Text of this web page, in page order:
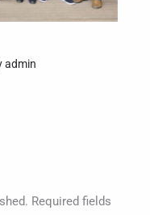
admin
Required fields